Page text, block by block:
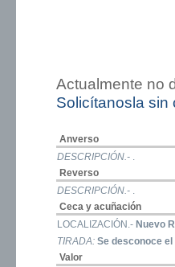
Actualmente no
Solicítanosla sin
Anverso
DESCRIPCIÓN.- .
Reverso
DESCRIPCIÓN.- .
Ceca y acuñación
LOCALIZACIÓN.- Nuevo
TIRADA: Se desconoce
Valor